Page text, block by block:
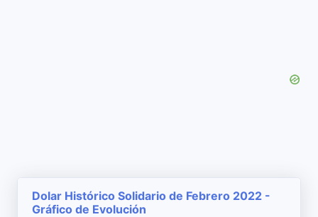
Dolar Histórico Solidario de Febrero 2022 -
Gráfico de Evolución